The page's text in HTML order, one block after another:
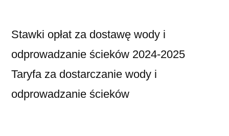
Stawki opłat za dostawę wody i
odprowadzanie ścieków 2024-2025
Taryfa za dostarczanie wody i
odprowadzanie ścieków